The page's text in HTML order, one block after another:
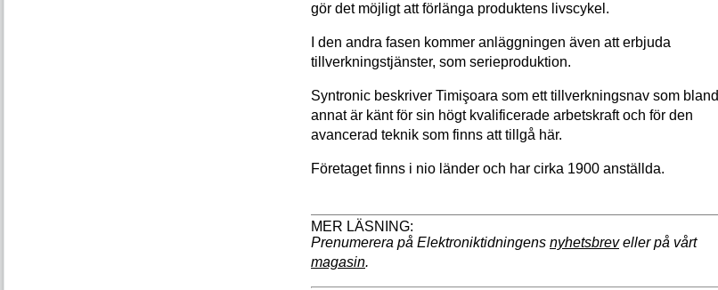
gör det möjligt att förlänga produktens livscykel.
I den andra fasen kommer anläggningen även att erbjuda
tillverkningstjänster, som serieproduktion.
Syntronic beskriver Timişoara som ett tillverkningsnav som bland
annat är känt för sin högt kvalificerade arbetskraft och för den
avancerad teknik som finns att tillgå här.
Företaget finns i nio länder och har cirka 1900 anställda.
Prenumerera på Elektroniktidningens nyhetsbreveller på vårt
magasin.